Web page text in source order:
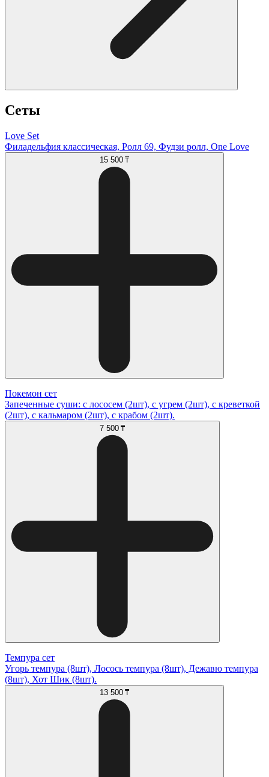
Сеты
Love Set
Филадельфия классическая, Ролл 69, Фудзи ролл, One Love
15 500 ₸
Покемон сет
Запеченные суши: с лососем (2шт), с угрем (2шт), с креветкой
(2шт), с кальмаром (2шт), с крабом (2шт).
7 500 ₸
Темпура сет
Угорь темпура (8шт), Лосось темпура (8шт), Дежавю темпура
(8шт), Хот Шик (8шт).
13 500 ₸